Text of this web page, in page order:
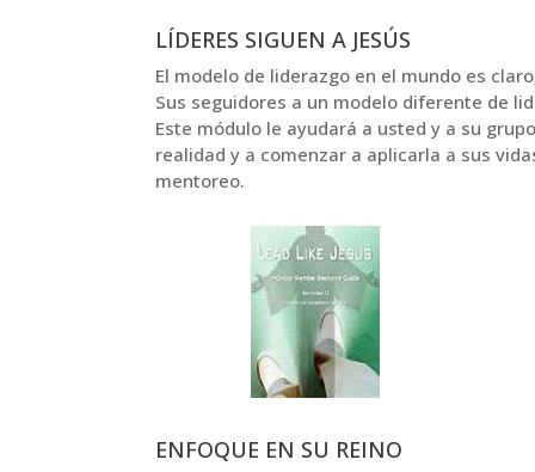
LÍDERES SIGUEN A JESÚS
El modelo de liderazgo en el mundo es
Sus seguidores a un modelo diferente de
Este módulo le ayudará a usted y a su
realidad y a comenzar a aplicarla a sus
mentoreo.
ENFOQUE EN SU REINO